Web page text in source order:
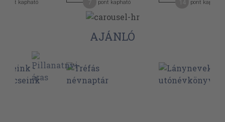
pont kapható pont kapható pont kapható
AJÁNLÓ